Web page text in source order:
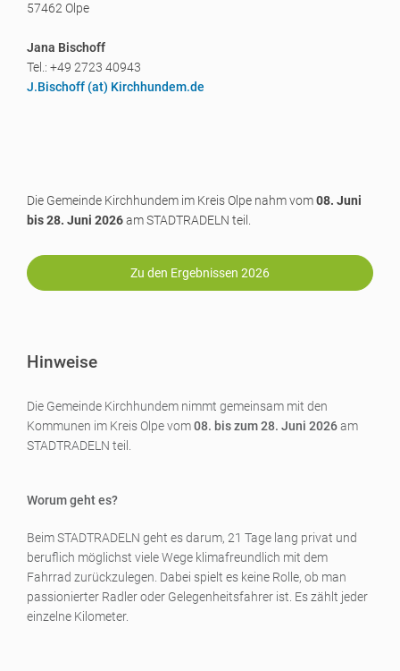
57462 Olpe
Jana Bischoff
Tel.: +49 2723 40943
J.Bischoff (at) Kirchhundem.de
Die Gemeinde Kirchhundem im Kreis Olpe nahm vom08. Juni
bis 28. Juni 2026am STADTRADELN teil.
Zu den Ergebnissen 2026
Hinweise
Die Gemeinde Kirchhundem nimmt gemeinsam mit den
Kommunen im Kreis Olpe vom08. bis zum 28. Juni 2026am
STADTRADELN teil.
Worum geht es?
Beim STADTRADELN geht es darum, 21 Tage lang privat und
beruflich möglichst viele Wege klimafreundlich mit dem
Fahrrad zurückzulegen. Dabei spielt es keine Rolle, ob man
passionierter Radler oder Gelegenheitsfahrer ist. Es zählt jeder
einzelne Kilometer.